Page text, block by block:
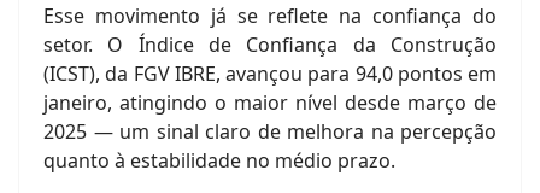
Esse movimento já se reflete na confiança do
setor. O Índice de Confiança da Construção
(ICST), da FGV IBRE, avançou para 94,0 pontos em
janeiro, atingindo o maior nível desde março de
2025 — um sinal claro de melhora na percepção
quanto à estabilidade no médio prazo.